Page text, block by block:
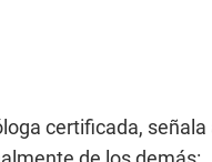
certificada,